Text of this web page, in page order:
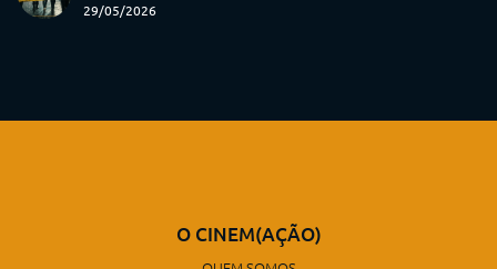
29/05/2026
O CINEM(AÇÃO)